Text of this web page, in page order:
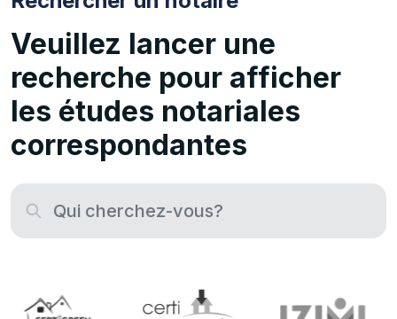
Veuillez lancer une
recherche pour afficher
les études notariales
correspondantes